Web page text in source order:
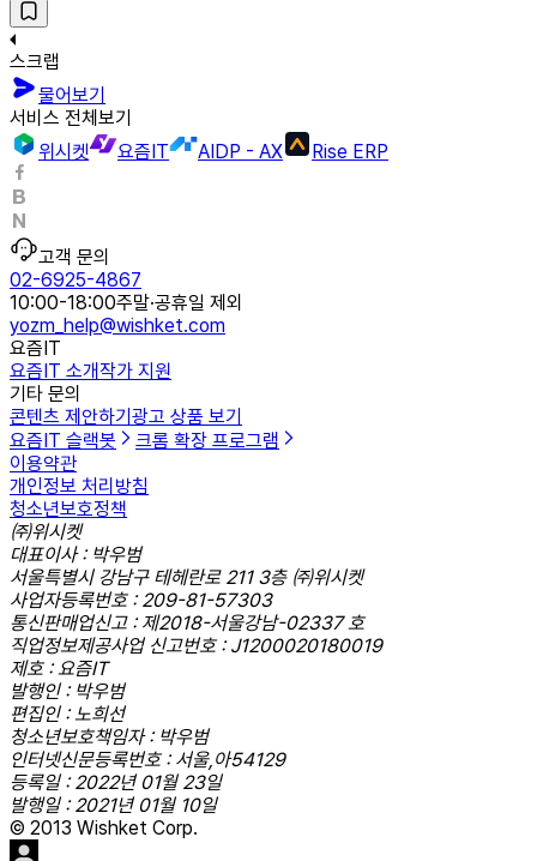
스크랩
물어보기
서비스 전체보기
위시켓
요즘IT AIDP - AX Rise ERP
고객 문의
02-6925-4867
10:00-18:00주말·공휴일 제외
yozm_help@wishket.com
요즘IT
요즘IT 소개작가 지원
기타 문의
콘텐츠 제안하기 광고 상품 보기
요즘IT 슬랙봇
크롬 확장 프로그램
이용약관
개인정보 처리방침
청소년보호정책
㈜위시켓
대표이사 : 박우범
서울특별시 강남구 테헤란로 211 3층 ㈜위시켓
사업자등록번호 : 209-81-57303
통신판매업신고 : 제2018-서울강남-02337 호
직업정보제공사업 신고번호 : J1200020180019
제호 : 요즘IT
발행인 : 박우범
편집인 : 노희선
청소년보호책임자 : 박우범
인터넷신문등록번호 : 서울,아54129
등록일 : 2022년 01월 23일
발행일 : 2021년 01월 10일
© 2013 Wishket Corp.